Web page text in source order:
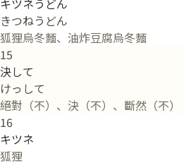
キツネうどん
きつねうどん
狐狸烏冬麵、油炸豆腐烏冬麵
15
決して
けっして
絕對（不）、決（不）、斷然（不）
16
キツネ
狐狸